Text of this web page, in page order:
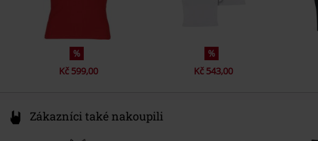
%
Kč 599,00
%
Kč 543,00
Zákazníci také nakoupili